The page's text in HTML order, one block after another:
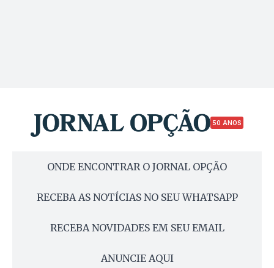
50 ANOS
ONDE ENCONTRAR O JORNAL OPÇÃO
RECEBA AS NOTÍCIAS NO SEU WHATSAPP
RECEBA NOVIDADES EM SEU EMAIL
ANUNCIE AQUI